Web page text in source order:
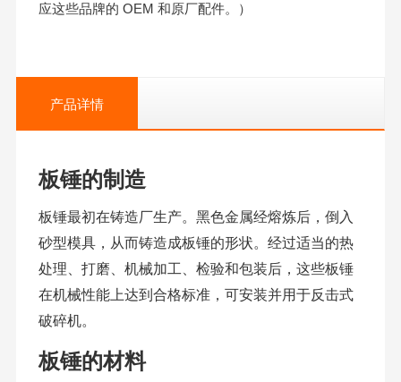
应这些品牌的 OEM 和原厂配件。）
产品详情
板锤的制造
板锤最初在铸造厂生产。黑色金属经熔炼后，倒入
砂型模具，从而铸造成板锤的形状。经过适当的热
处理、打磨、机械加工、检验和包装后，这些板锤
在机械性能上达到合格标准，可安装并用于反击式
破碎机。
板锤的材料